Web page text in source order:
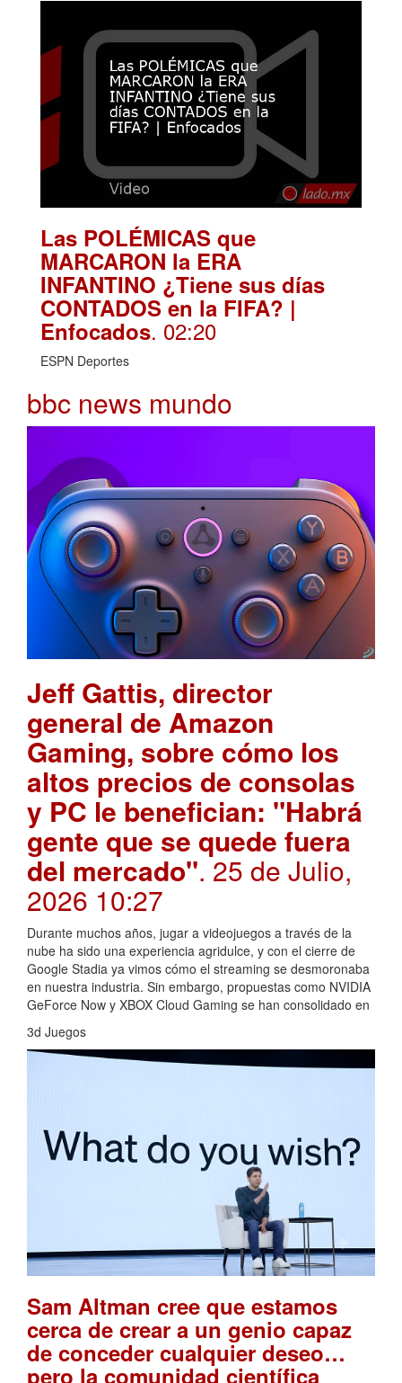
Las POLÉMICAS que
MARCARON la ERA
INFANTINO ¿Tiene sus días
CONTADOS en la FIFA? |
Enfocados. 02:20
ESPN Deportes
bbc news mundo
Jeff Gattis, director
general de Amazon
Gaming, sobre cómo los
altos precios de consolas
y PC le benefician: "Habrá
gente que se quede fuera
del mercado". 25 de Julio,
2026 10:27
Durante muchos años, jugar a videojuegos a través de la
nube ha sido una experiencia agridulce, y con el cierre de
Google Stadia ya vimos cómo el streaming se desmoronaba
en nuestra industria. Sin embargo, propuestas como NVIDIA
GeForce Now y XBOX Cloud Gaming se han consolidado en
3d Juegos
Sam Altman cree que estamos
cerca de crear a un genio capaz
de conceder cualquier deseo…
pero la comunidad científica